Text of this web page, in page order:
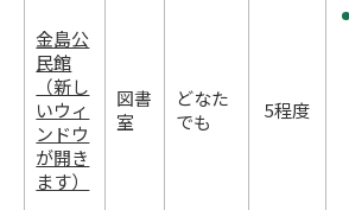
金島公
民館
（新し
いウィ
ンドウ
が開き
ます）
図書
室
どなた
でも
5程度